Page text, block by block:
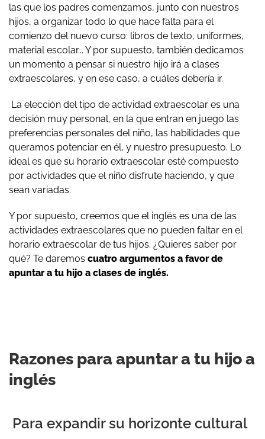
las que los padres comenzamos, junto con nuestros
hijos, a organizar todo lo que hace falta para el
comienzo del nuevo curso: libros de texto, uniformes,
material escolar... Y por supuesto, también dedicamos
un momento a pensar si nuestro hijo irá a clases
extraescolares, y en ese caso, a cuáles debería ir.
La elección del tipo de actividad extraescolar es una
decisión muy personal, en la que entran en juego las
preferencias personales del niño, las habilidades que
queramos potenciar en él, y nuestro presupuesto. Lo
ideal es que su horario extraescolar esté compuesto
por actividades que el niño disfrute haciendo, y que
sean variadas.
Y por supuesto, creemos que el inglés es una de las
actividades extraescolares que no pueden faltar en el
horario extraescolar de tus hijos. ¿Quieres saber por
qué? Te daremos cuatro argumentos a favor de
apuntar a tu hijo a clases de inglés.
Razones para apuntar a tu hijo a
inglés
Para expandir su horizonte cultural